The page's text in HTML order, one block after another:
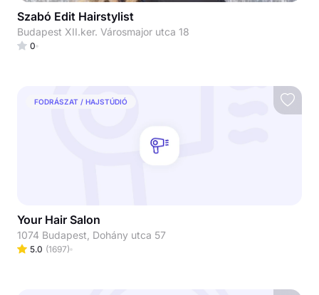
Szabó Edit Hairstylist
Budapest XII.ker. Városmajor utca 18
0
FODRÁSZAT / HAJSTÚDIÓ
Your Hair Salon
1074 Budapest, Dohány utca 57
5.0 (1697)